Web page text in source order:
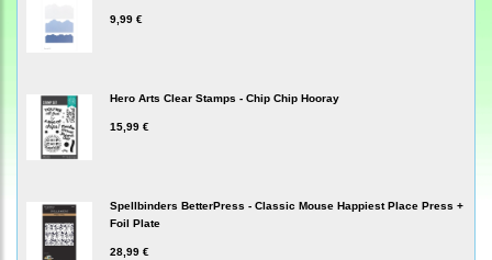
9,99 €
Hero Arts Clear Stamps - Chip Chip Hooray
15,99 €
Spellbinders BetterPress - Classic Mouse Happiest Place Press +
Foil Plate
28,99 €